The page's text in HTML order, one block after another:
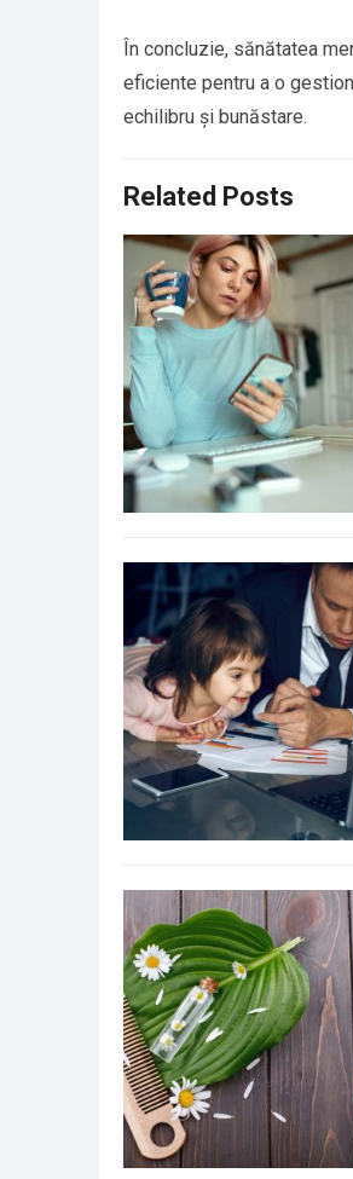
În concluzie, sănătatea
eficiente pentru a o
echilibru și bunăstare.
Related Posts